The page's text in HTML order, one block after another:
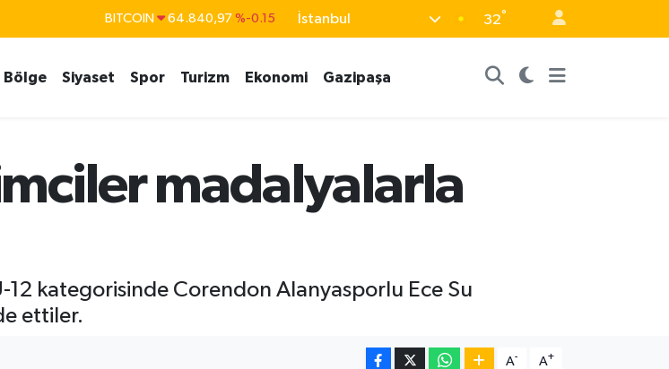
DOLAR 47,7436 %0.18
EURO 55,2510 %0.32
İstanbul 32°
Bölge Siyaset Spor Turizm Ekonomi Gazipaşa
madalyalarla
12 kategorisinde Corendon Alanyasporlu Ece Su
ettiler.
A- A+